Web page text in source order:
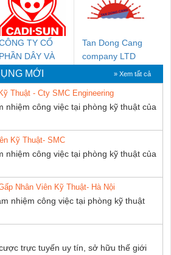
TY CỔ
PHẦN DÂY VÀ
ĐIỆN
ĐÌNH
Tan Dong Cang
company LTD
MỚI » Xem tất cả
Thuật - Cty SMC Engineering
nhiệm công việc tại phòng kỹ thuật của
Kỹ Thuật- SMC
nhiệm công việc tại phòng kỹ thuật của
Nhân Viên Kỹ Thuật- Hà Nội
nhiệm công việc tại phòng kỹ thuật
trực tuyến uy tín, sở hữu thế giới